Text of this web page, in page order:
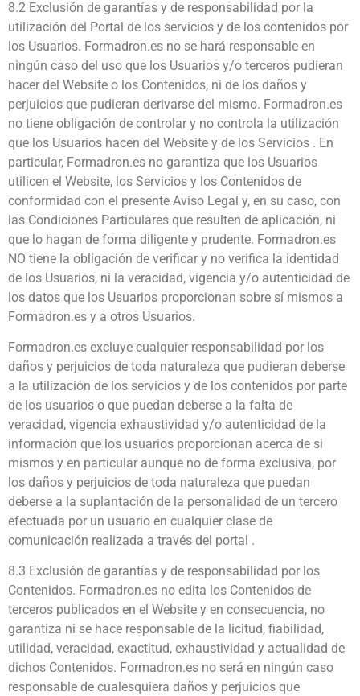
8.2 Exclusión de garantías y de responsabilidad por la
utilización del Portal de los servicios y de los contenidos por
los Usuarios. Formadron.es no se hará responsable en
ningún caso del uso que los Usuarios y/o terceros pudieran
hacer del Website o los Contenidos, ni de los daños y
perjuicios que pudieran derivarse del mismo. Formadron.es
no tiene obligación de controlar y no controla la utilización
que los Usuarios hacen del Website y de los Servicios . En
particular, Formadron.es no garantiza que los Usuarios
utilicen el Website, los Servicios y los Contenidos de
conformidad con el presente Aviso Legal y, en su caso, con
las Condiciones Particulares que resulten de aplicación, ni
que lo hagan de forma diligente y prudente. Formadron.es
NO tiene la obligación de verificar y no verifica la identidad
de los Usuarios, ni la veracidad, vigencia y/o autenticidad de
los datos que los Usuarios proporcionan sobre sí mismos a
Formadron.es y a otros Usuarios.
Formadron.es excluye cualquier responsabilidad por los
daños y perjuicios de toda naturaleza que pudieran deberse
a la utilización de los servicios y de los contenidos por parte
de los usuarios o que puedan deberse a la falta de
veracidad, vigencia exhaustividad y/o autenticidad de la
información que los usuarios proporcionan acerca de si
mismos y en particular aunque no de forma exclusiva, por
los daños y perjuicios de toda naturaleza que puedan
deberse a la suplantación de la personalidad de un tercero
efectuada por un usuario en cualquier clase de
comunicación realizada a través del portal .
8.3 Exclusión de garantías y de responsabilidad por los
Contenidos. Formadron.es no edita los Contenidos de
terceros publicados en el Website y en consecuencia, no
garantiza ni se hace responsable de la licitud, fiabilidad,
utilidad, veracidad, exactitud, exhaustividad y actualidad de
dichos Contenidos. Formadron.es no será en ningún caso
responsable de cualesquiera daños y perjuicios que